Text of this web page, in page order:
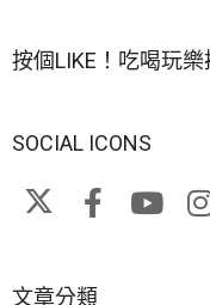
按個LIKE！吃喝玩樂
SOCIAL ICONS
文章分類